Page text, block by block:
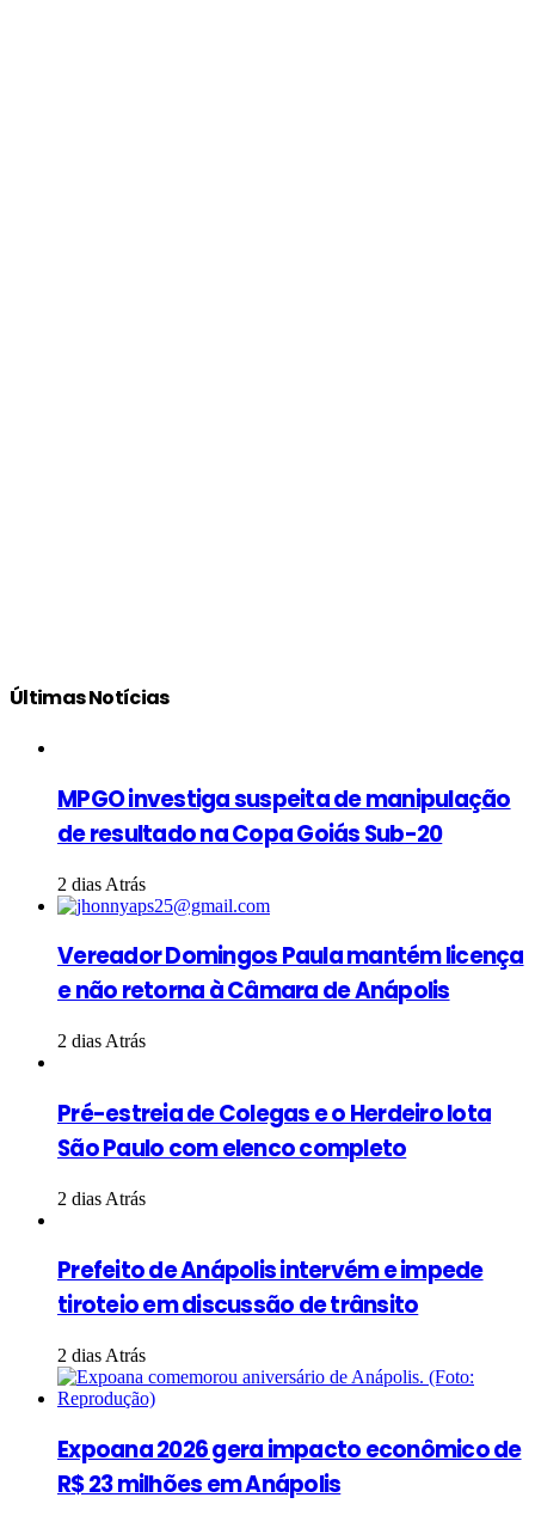
Últimas Notícias
MPGO investiga suspeita de manipulação
de resultado na Copa Goiás Sub-20
2 dias Atrás
Vereador Domingos Paula mantém licença
e não retorna à Câmara de Anápolis
2 dias Atrás
Pré-estreia de Colegas e o Herdeiro lota
São Paulo com elenco completo
2 dias Atrás
Prefeito de Anápolis intervém e impede
tiroteio em discussão de trânsito
2 dias Atrás
Expoana 2026 gera impacto econômico de
R$ 23 milhões em Anápolis